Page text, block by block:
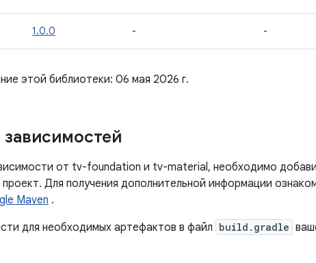
1.0.0 - -
этой библиотеки: 06 мая 2026 г.
от tv-foundation и tv-material, необходимо
Для получения дополнительной информации
Maven .
для необходимых артефактов в файл build.gradle